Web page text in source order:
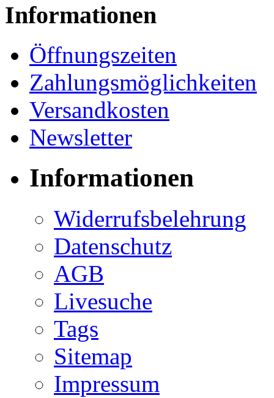
Informationen
Öffnungszeiten
Zahlungsmöglichkeiten
Versandkosten
Newsletter
Informationen
Widerrufsbelehrung
Datenschutz
AGB
Livesuche
Tags
Sitemap
Impressum